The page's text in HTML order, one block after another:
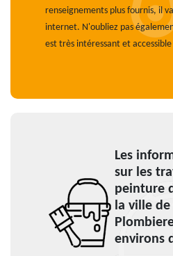
renseignements plus fournis, il
internet. N'oubliez pas
est très intéressant et
Les
sur les
peinture
la ville de
environs